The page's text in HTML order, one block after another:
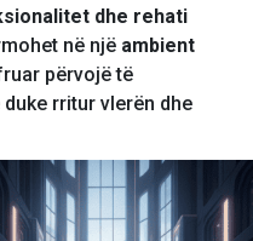
dhe rehati
në një ambient
përvojë të
rritur vlerën dhe